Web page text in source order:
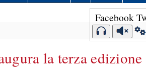
Facebook
la terza edizione